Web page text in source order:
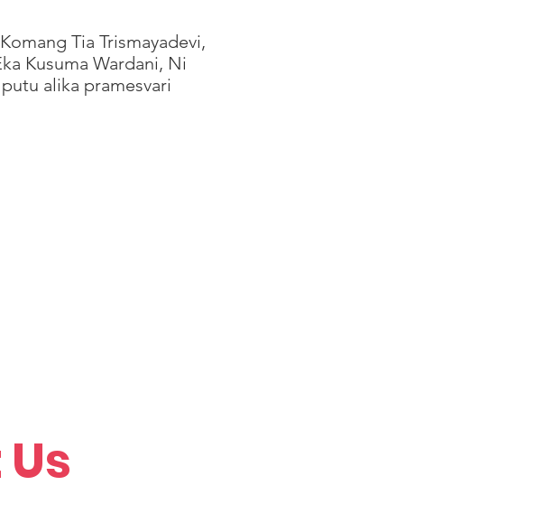
Tia Trismayadevi,
Kusuma Wardani, Ni
alika pramesvari